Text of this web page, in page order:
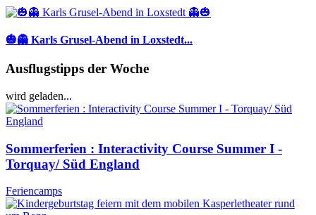
🎃👻 Karls Grusel-Abend in Loxstedt...
Ausflugstipps der Woche
wird geladen...
Sommerferien : Interactivity Course Summer I -
Torquay/ Süd England
Feriencamps